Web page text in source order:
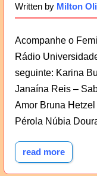
Written by Milton
Acompanhe o
Rádio
seguinte: Karina
Janaína Reis –
Amor Bruna
Pérola Núbia
read more